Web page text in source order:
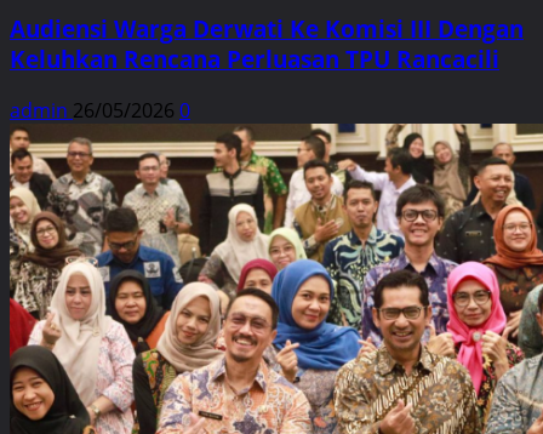
Audiensi Warga Derwati Ke Komisi III Dengan
Keluhkan Rencana Perluasan TPU Rancacili
admin 26/05/2026 0